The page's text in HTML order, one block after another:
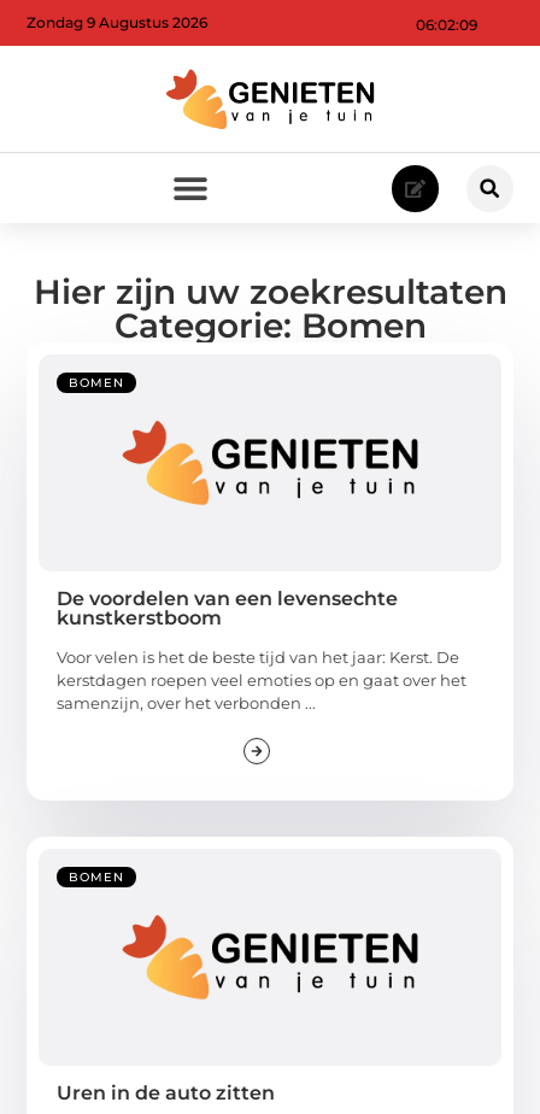
06:02:10
Zondag 9 Augustus 2026
Hier zijn uw zoekresultaten
Categorie: Bomen
BOMEN
De voordelen van een levensechte
kunstkerstboom
Voor velen is het de beste tijd van het jaar: Kerst. De
kerstdagen roepen veel emoties op en gaat over het
samenzijn, over het verbonden ...
BOMEN
Uren in de auto zitten